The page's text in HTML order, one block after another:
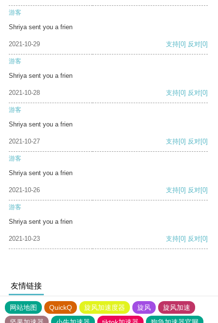
游客
Shriya sent you a frien
2021-10-29 支持[0] 反对[0]
游客
Shriya sent you a frien
2021-10-28 支持[0] 反对[0]
游客
Shriya sent you a frien
2021-10-27 支持[0] 反对[0]
游客
Shriya sent you a frien
2021-10-26 支持[0] 反对[0]
游客
Shriya sent you a frien
2021-10-23 支持[0] 反对[0]
友情链接
网站地图 QuickQ 旋风加速度器 旋风
旋风加速